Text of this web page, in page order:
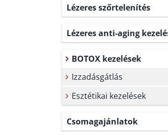
Lézeres szőrtelenítés
Lézeres anti-aging
BOTOX kezelések
Izzadásgátlás
Esztétikai kezelések
Csomagajánlatok